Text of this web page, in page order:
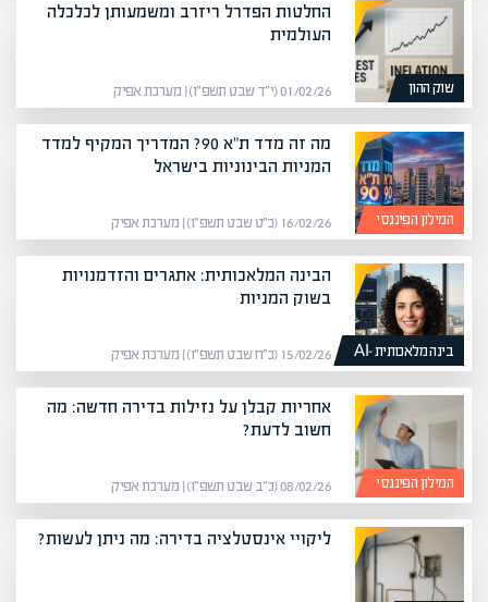
שוק ההון
החלטות הפדרל ריזרב ומשמעותן לכלכלה
העולמית
01/02/26 (י״ד שבט תשפ״ו) | מערכת אפיק
המילון הפיננסי
מה זה מדד ת"א 90? המדריך המקיף למדד
המניות הבינוניות בישראל
16/02/26 (כ״ט שבט תשפ״ו) | מערכת אפיק
בינה מלאכותית -AI
הבינה המלאכותית: אתגרים והזדמנויות
בשוק המניות
15/02/26 (כ״ח שבט תשפ״ו) | מערכת אפיק
המילון הפיננסי
אחריות קבלן על נזילות בדירה חדשה: מה
חשוב לדעת?
08/02/26 (כ״ב שבט תשפ״ו) | מערכת אפיק
ליקויי אינסטלציה בדירה: מה ניתן לעשות?